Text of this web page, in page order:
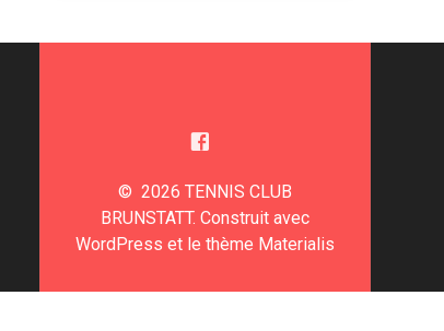
© 2026 TENNIS CLUB
BRUNSTATT. Construit avec
WordPress et lethème Materialis